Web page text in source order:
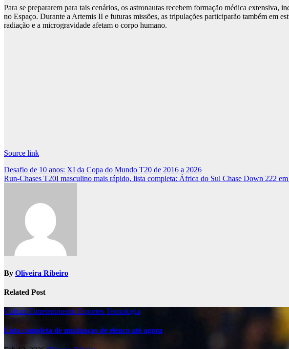
Para se prepararem para tais cenários, os astronautas recebem formação médica
no Espaço. Durante a Artemis II e futuras missões, as tripulações participarão também em
radiação e a microgravidade afetam o corpo humano.
Source link
Post
navigation
Desafio de 10 anos: XI da Copa do Mundo T20 de 2016 a 2026
Run-Chases T20I masculino mais rápido, lista completa: África do Sul Chase Down 222
By Oliveira Ribeiro
Related Post
Cultura Entretenimento Esportes Tecnologia
Lista completa de mudanças de elenco até agora